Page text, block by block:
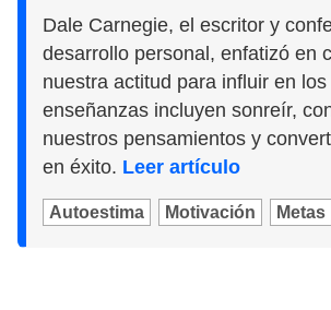
Dale Carnegie, el escritor y
desarrollo personal, enfatizó en
nuestra actitud para influir en
enseñanzas incluyen sonreír,
nuestros pensamientos y
en éxito. Leer artículo
Autoestima Motivación Metas